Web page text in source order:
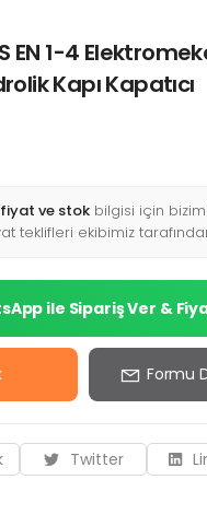
EN 1-4
Kapı Kapatıcı
fiyat ve stok bilgisi için
teklifleri ekibimiz
ile Sipariş Ver &
Formu
Twitter